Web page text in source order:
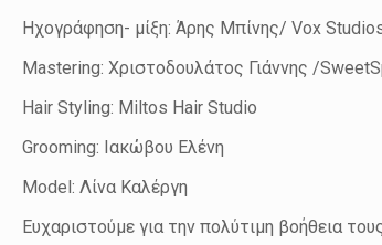
Ηχογράφηση- μίξη: Άρης Μπίνης/ Vox
Mastering: Χριστοδουλάτος Γιάννης /
Hair Styling: Miltos Hair Studio
Grooming: Ιακώβου Ελένη
Model: Λίνα Καλέργη
Ευχαριστούμε για την πολύτιμη βοήθεια